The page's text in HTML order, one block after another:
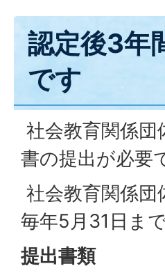
認定後3年
です
社会教育関係
書の提出が必要
社会教育関係
毎年5月31日ま
提出書類